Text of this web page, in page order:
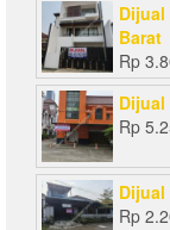
Dijual
Barat
Rp
Dijual
Rp
Dijual
Rp